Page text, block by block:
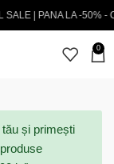
LA -50% - Coduri noi
0
și primești